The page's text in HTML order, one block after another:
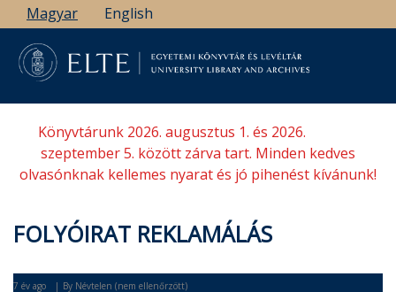
Ugrás
a
tartalomra
Magyar English
Könyvtárunk 2026. augusztus 1. és 2026.
szeptember 5. között zárva tart. Minden kedves
olvasónknak kellemes nyarat és jó pihenést kívánunk!
FOLYÓIRAT REKLAMÁLÁS
7 év ago By Névtelen (nem ellenőrzött)